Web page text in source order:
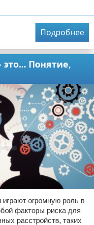
Подробнее
Понятие,
играют огромную роль в
факторы риска для
расстройств, таких